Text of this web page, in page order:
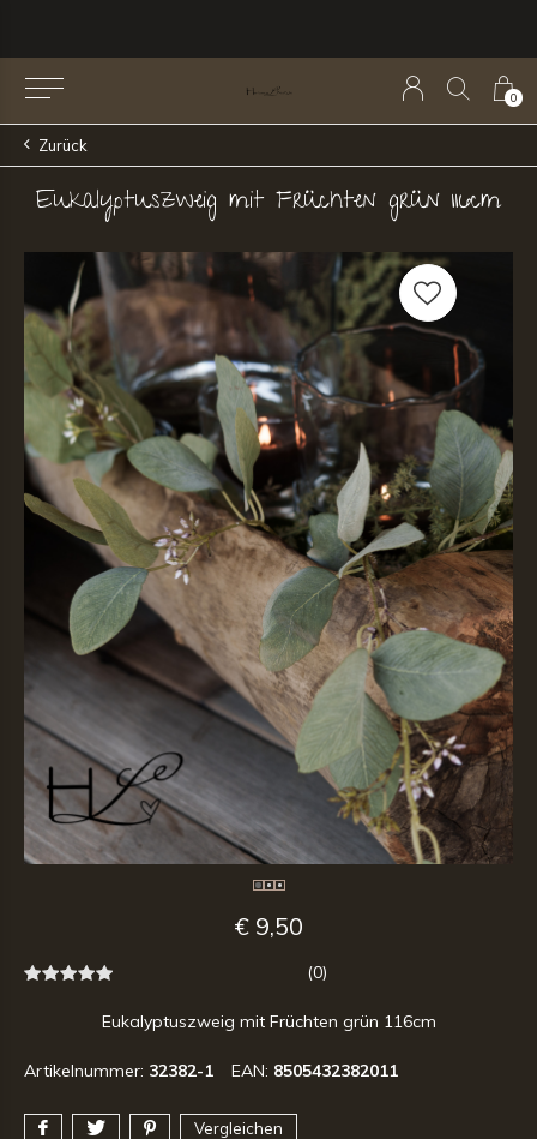
0
Zurück
Eukalyptuszweig mit Früchten grün 116cm
€ 9,50
(0)
Eukalyptuszweig mit Früchten grün 116cm
Artikelnummer: 32382-1 EAN: 8505432382011
Vergleichen